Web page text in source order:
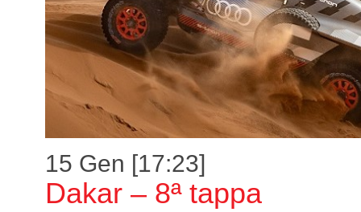
15 Gen [17:23]
Dakar – 8ª tappa